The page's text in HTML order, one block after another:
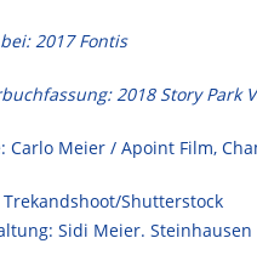
2017 Fontis
2018 Story Park
Carlo Meier / Apoint Film,
Shutterstock
Sidi Meier. Steinhausen